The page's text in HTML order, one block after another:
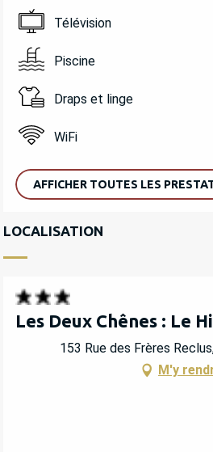
Télévision
Piscine
Draps et linge
WiFi
AFFICHER TOUTES LES
LOCALISATION
Les Deux Chênes : Le
153 Rue des Frères
M'y